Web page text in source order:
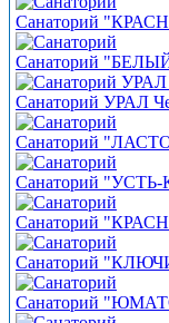
Санаторий
Санаторий
Санаторий УРАЛ
Санаторий
Санаторий
Санаторий
Санаторий
Санаторий